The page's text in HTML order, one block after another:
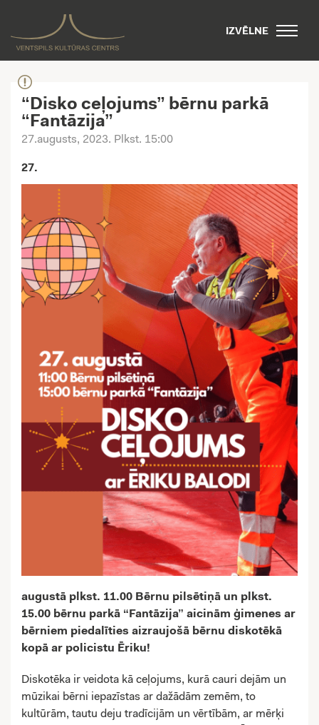
IZVĒLNE
“Disko ceļojums” bērnu parkā
“Fantāzija”
27.augusts, 2023. Plkst. 15:00
27.
augustā plkst. 11.00 Bērnu pilsētiņā un plkst.
15.00 bērnu parkā “Fantāzija” aicinām ģimenes ar
bērniem piedalīties aizraujošā bērnu diskotēkā
kopā ar policistu Ēriku!
Diskotēka ir veidota kā ceļojums, kurā cauri dejām un
mūzikai bērni iepazīstas ar dažādām zemēm, to
kultūrām, tautu deju tradīcijām un vērtībām, ar mērķi